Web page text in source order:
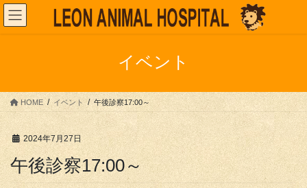
コ
ン
ス
キ
ッ
プ
ナ
ビ
ン
に
移
動
イベント
HOME イベント 午後診察17:00～
2024年7月27日
午後診察17:00～